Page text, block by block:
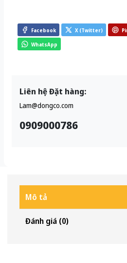
Facebook X (Twitter)
WhatsApp
Liên hệ Đặt hàng:
Lam@dongco.com
0909000786
Mô tả
Đánh giá (0)